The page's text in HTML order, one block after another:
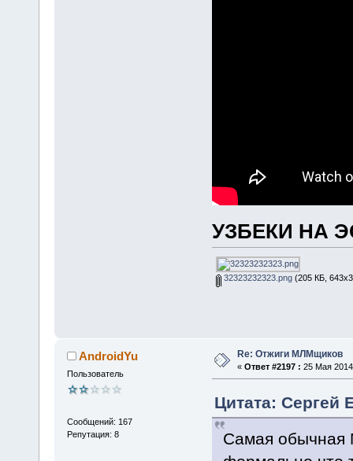
УЗБЕКИ НА
32323232323.png(205 КБ,
AndroidYu
Пользователь
Сообщений: 167
Репутация: 8
Re: Отжиги МЛМщиков
« Ответ #2197 : 25 Мая
Цитата: Сергей
Самая обычная